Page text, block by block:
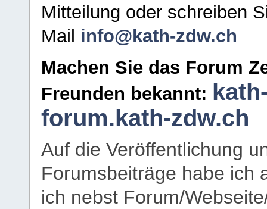
Mitteilung oder schreiben
Mail info@kath-zdw.ch
Machen Sie das Forum
Freunden bekannt:
forum.kath-zdw.ch
Auf die Veröffentlichung
Forumsbeiträge habe ich
ich nebst Forum/